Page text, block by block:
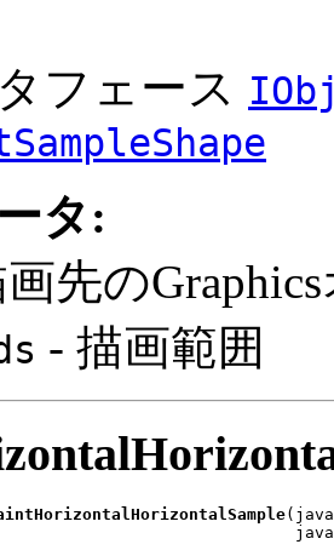
フェース
タ:
先の
- 描画範囲